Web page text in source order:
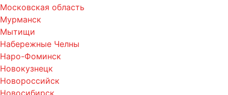
Московская область
Мурманск
Мытищи
Набережные Челны
Наро-Фоминск
Новокузнецк
Новороссийск
Новосибирск